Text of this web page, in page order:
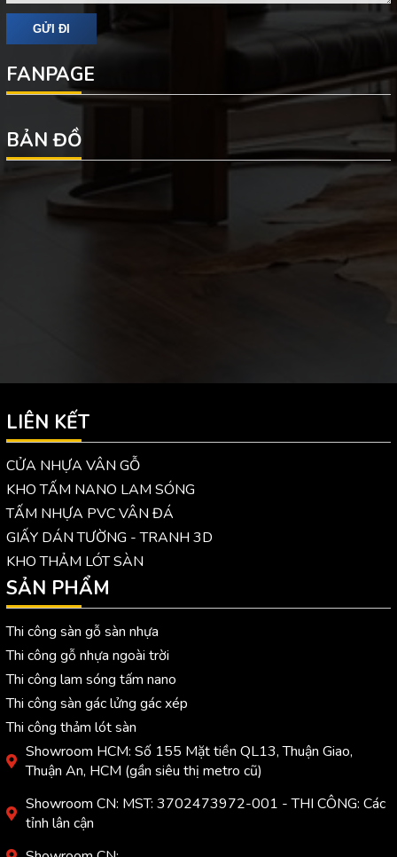
FANPAGE
BẢN ĐỒ
LIÊN KẾT
CỬA NHỰA VÂN GỖ
KHO TẤM NANO LAM SÓNG
TẤM NHỰA PVC VÂN ĐÁ
GIẤY DÁN TƯỜNG - TRANH 3D
KHO THẢM LÓT SÀN
SẢN PHẨM
Thi công sàn gỗ sàn nhựa
Thi công gỗ nhựa ngoài trời
Thi công lam sóng tấm nano
Thi công sàn gác lửng gác xép
Thi công thảm lót sàn
Showroom HCM: Số 155 Mặt tiền QL13, Thuận Giao,
Thuận An, HCM (gần siêu thị metro cũ)
Showroom CN: MST: 3702473972-001 - THI CÔNG: Các
tỉnh lân cận